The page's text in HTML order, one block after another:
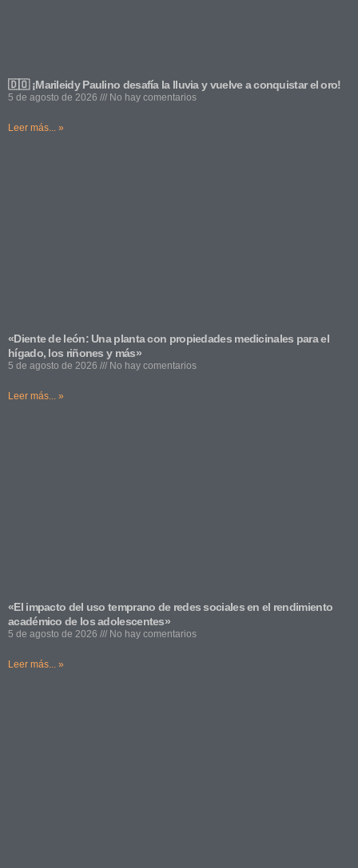
🇩🇴 ¡Marileidy Paulino desafía la lluvia y vuelve a conquistar el oro!
5 de agosto de 2026 No hay comentarios
Leer más... »
«Diente de león: Una planta con propiedades medicinales para el
hígado, los riñones y más»
5 de agosto de 2026 No hay comentarios
Leer más... »
«El impacto del uso temprano de redes sociales en el rendimiento
académico de los adolescentes»
5 de agosto de 2026 No hay comentarios
Leer más... »